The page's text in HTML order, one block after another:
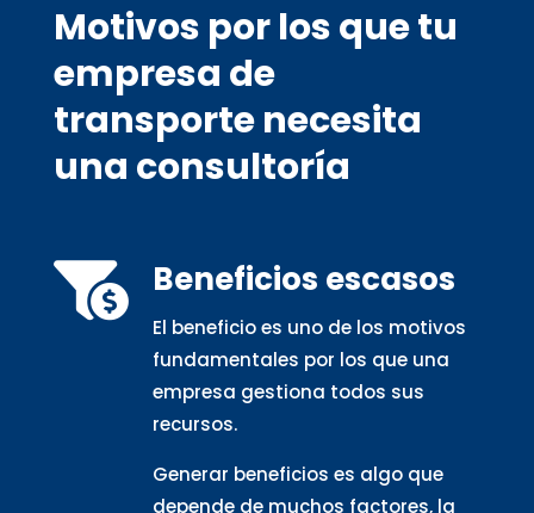
Motivos por los que tu
empresa de
transporte necesita
una consultoría
 Beneficios escasos
El beneficio es uno de los motivos
fundamentales por los que una
empresa gestiona todos sus
recursos.
Generar beneficios es algo que
depende de muchos factores, la